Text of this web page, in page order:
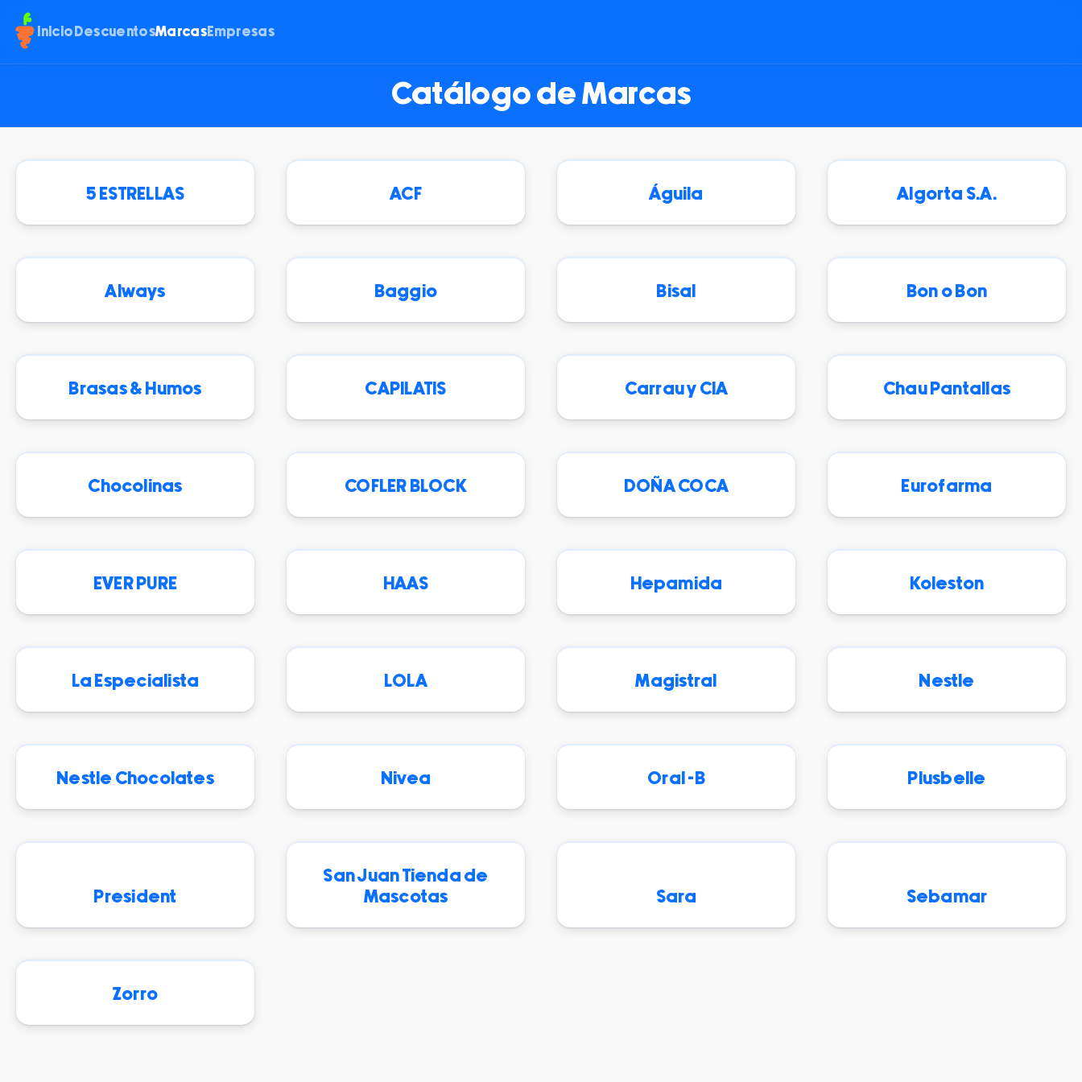
Inicio DescuentosMarcasEmpresas
Catálogo de Marcas
5 ESTRELLAS ACF Águila Algorta S.A.
Always Baggio Bisal Bon o Bon
Brasas & Humos CAPILATIS Carrau y CIA Chau Pantallas
Chocolinas COFLER BLOCK DOÑA COCA Eurofarma
EVER PURE HAAS Hepamida Koleston
La Especialista LOLA Magistral Nestle
Nestle Chocolates Nivea Oral -B Plusbelle
President
San Juan Tienda de
Mascotas
Sara Sebamar
Zorro